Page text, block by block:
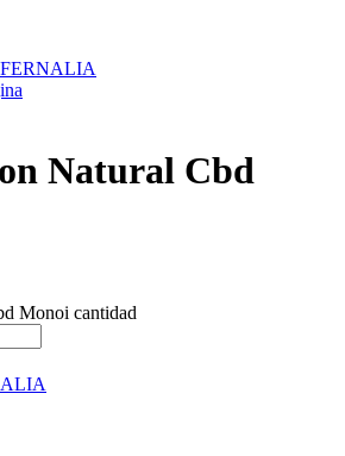
Natural Cbd
Monoi cantidad